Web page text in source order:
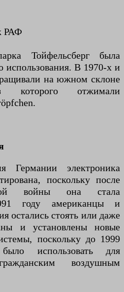
РАФ
Тойфельсберг была
использования. В 1970-х и
на южном склоне
которого отжимали
Германии электроника
поскольку после
войны она стала
году американцы и
остались стоять или даже
и установлены новые
поскольку до 1999
использовать для
воздушным